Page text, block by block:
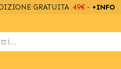
GRATUITA 49€ - +INFO